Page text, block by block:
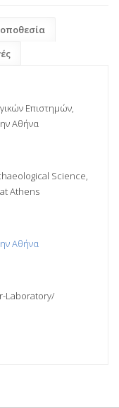
Επιστημών,
Αθήνα
Science,
Athens
Αθήνα
Laboratory/